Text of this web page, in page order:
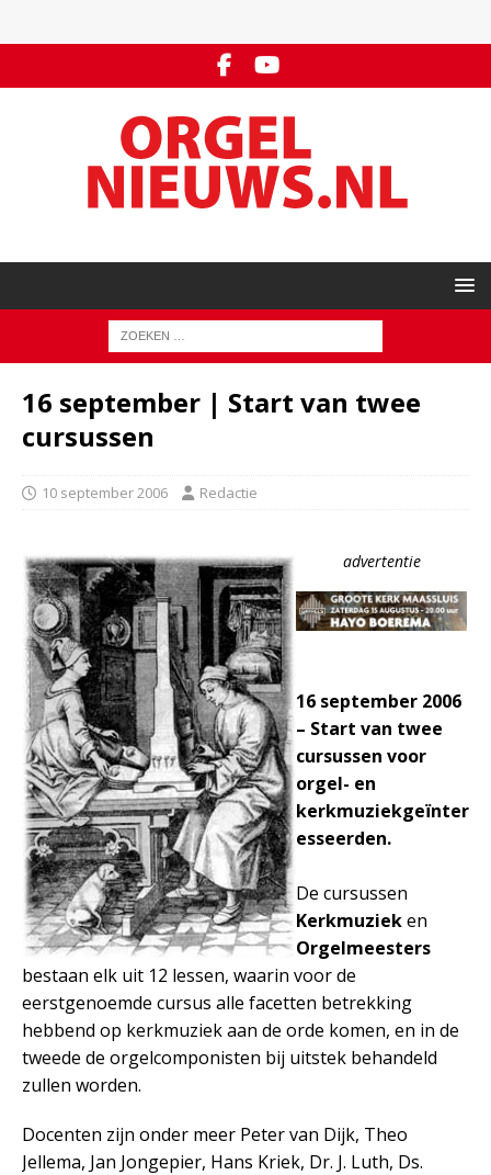
16 september | Start van twee
cursussen
10 september 2006 Redactie
advertentie
16 september 2006
– Start van twee
cursussen voor
orgel- en
kerkmuziekgeïnter
esseerden.
De cursussen
Kerkmuzieken
Orgelmeesters
bestaan elk uit 12 lessen, waarin voor de
eerstgenoemde cursus alle facetten betrekking
hebbend op kerkmuziek aan de orde komen, en in de
tweede de orgelcomponisten bij uitstek behandeld
zullen worden.
Docenten zijn onder meer Peter van Dijk, Theo
Jellema, Jan Jongepier, Hans Kriek, Dr. J. Luth, Ds.